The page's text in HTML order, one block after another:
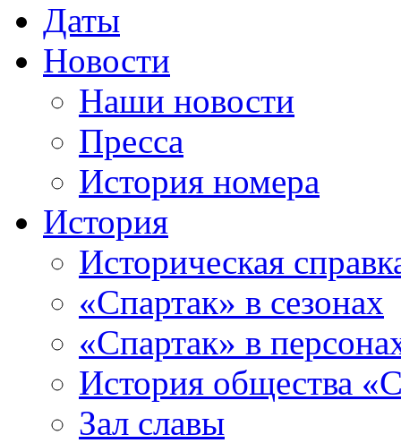
Даты
Новости
Наши новости
Пресса
История номера
История
Историческая
«Спартак» в сезонах
«Спартак» в
История общества
Зал славы